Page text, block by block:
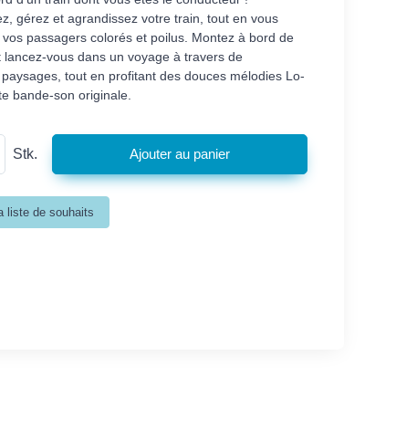
gérez et agrandissez votre train, tout en vous
passagers colorés et poilus. Montez à bord de
lancez-vous dans un voyage à travers de
tout en profitant des douces mélodies Lo-
bande-son originale.
Stk.